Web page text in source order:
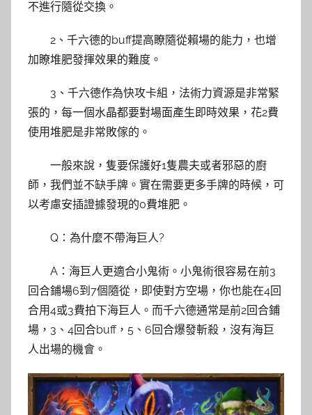
不進行隨從交換。
2、千六德的buff提高瞭隨從賴場的能力，也增
加瞭堆肥發揮效果的難度。
3、千六德作為快攻卡組，法術力資源是非常緊
張的，每一個水晶都要對場面產生即時效果，花2費
使用堆肥是非常敗傢的。
一般來說，隻要保護好1隻農夫或者邪惡的廚
師，我們並不缺手牌。實在需要更多手牌的時候，可
以考慮安插證據發現的0費堆肥。
Q：為什麼不帶海巨人?
A：海巨人更適合小鬼術。小鬼術很容易在前3
回合鋪場6到7個隨從，即使對方空場，你也能在4回
合用4或3費拍下海巨人。而千六德通常是前2回合鋪
場，3、4回合buff，5、6回合爆發斬殺，沒有海巨
人出場的機會。